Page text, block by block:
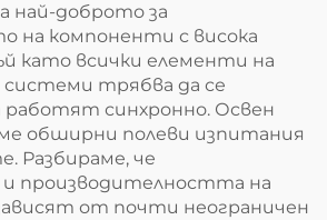
най-доброто за
на компоненти с висока
като всички елементи на
трябва да се
синхронно. Освен
обширни полеви изпитания
Разбираме, че
производителността на
от почти неограничен